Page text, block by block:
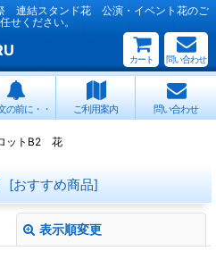
結スタンド花 公演・イベント花のご
せください。
カート 問い合わせ
の前に・・ ご利用案内 問い合わせ
ットB2 花
[おすすめ商品]
表示順変更